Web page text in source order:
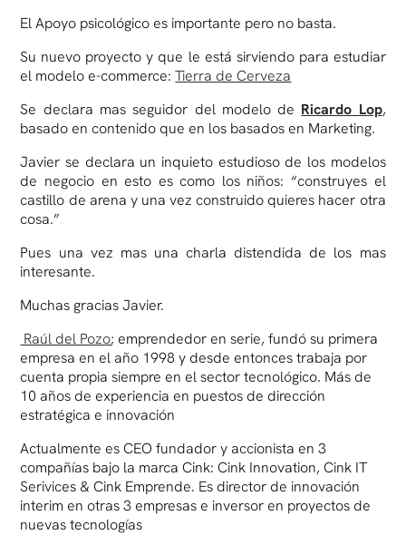
El Apoyo psicológico es importante pero no basta.
Su nuevo proyecto y que le está sirviendo para estudiar
el modelo e-commerce:Tierra de Cerveza
Se declara mas seguidor del modelo de Ricardo Lop,
basado en contenido que en los basados en Marketing.
Javier se declara un inquieto estudioso de los modelos
de negocio en esto es como los niños: “construyes el
castillo de arena y una vez construido quieres hacer otra
cosa.”
Pues una vez mas una charla distendida de los mas
interesante.
Muchas gracias Javier.
Raúl del Pozo; emprendedor en serie, fundó su primera
empresa en el año 1998 y desde entonces trabaja por
cuenta propia siempre en el sector tecnológico. Más de
10 años de experiencia en puestos de dirección
estratégica e innovación
Actualmente es CEO fundador y accionista en 3
compañías bajo la marca Cink: Cink Innovation, Cink IT
Serivices & Cink Emprende. Es director de innovación
interim en otras 3 empresas e inversor en proyectos de
nuevas tecnologías